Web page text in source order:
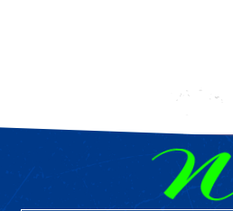
OPテーマとして必要なものは「
て書いてしまっているので、そ
個人的に持ちたかったんですよね
彼らが選んだゲームなんですよ
ブルーロックはアニメを見て好
で、そのアニメに華を添えるこ
く思っています。
今回のエンディング主題歌「
ンバー1人1人が歌い繋いでいく